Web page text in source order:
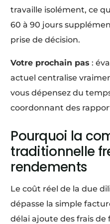
travaille isolément, ce
60 à 90 jours
prise de décision.
Votre prochain pas :
actuel centralise
vous dépensez du
coordonnant des
Pourquoi la
traditionnelle
rendements
Le coût réel de la due
dépasse la simple
délai ajoute des frais